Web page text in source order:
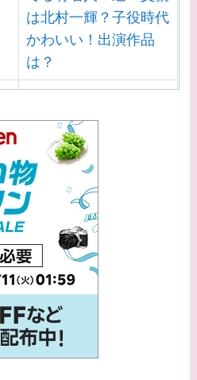
は北村一輝？子役時代
かわいい！出演作品
は？
る芸能人３選！白洲次
郎との関係は？ジャニ
ーズ出身？
【画像】山田裕貴の家
系図・家族構成は？嫁
西野七瀬との馴れ初め
や現在の活動は？
【画像】平子理沙と似
てる有名人３選！ヒア
ルロン酸で顔が変わっ